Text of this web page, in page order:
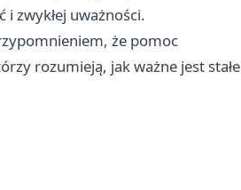
zwykłej uważności.
że pomoc
rozumieją, jak ważne jest stałe